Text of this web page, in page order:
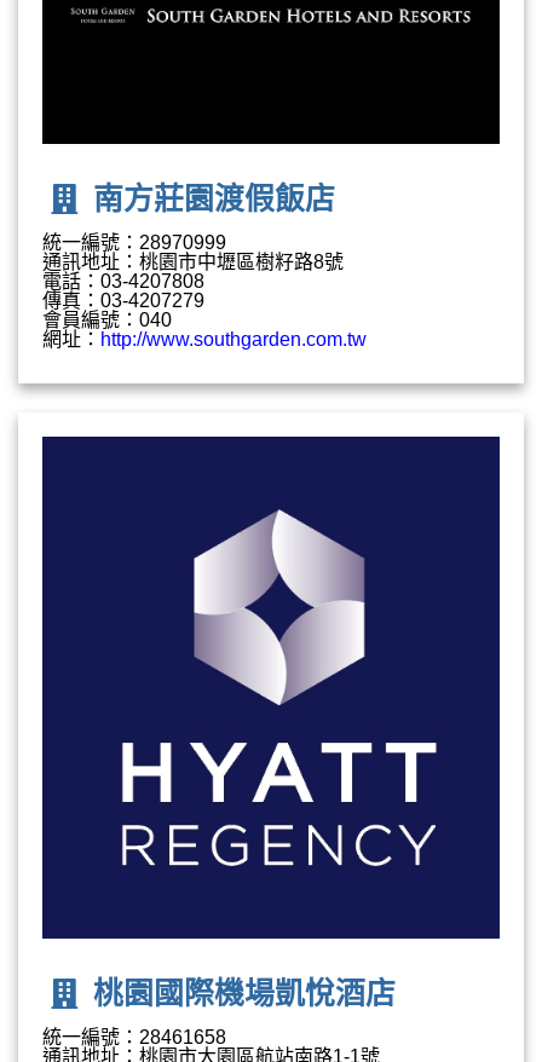
南方莊園渡假飯店
統一編號：28970999
通訊地址：桃園市中壢區樹籽路8號
電話：03-4207808
傳真：03-4207279
會員編號：040
網址： http://www.southgarden.com.tw
桃園國際機場凱悅酒店
統一編號：28461658
通訊地址：桃園市大園區航站南路1-1號